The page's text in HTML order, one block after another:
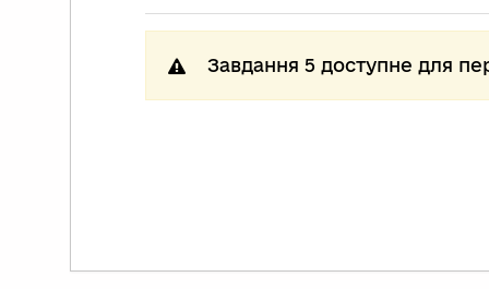
Завдання 5 доступне для